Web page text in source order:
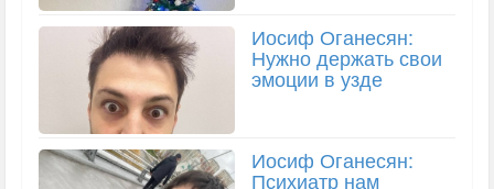
Иосиф Оганесян:
Нужно держать свои
эмоции в узде
Иосиф Оганесян:
Психиатр нам